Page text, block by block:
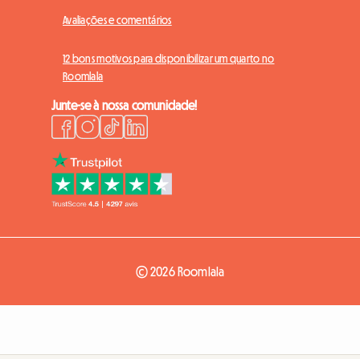
Avaliações e comentários
12 bons motivos para disponibilizar um quarto no
Roomlala
Junte-se à nossa comunidade!
© 2026 Roomlala